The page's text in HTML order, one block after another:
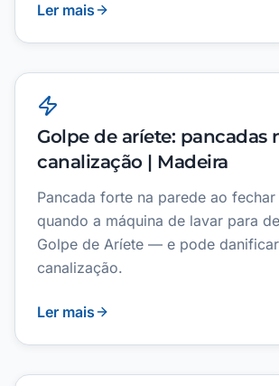
Ler mais
Golpe de aríete: pancadas
canalização | Madeira
Pancada forte na parede ao
quando a máquina de lavar para
Golpe de Aríete — e pode
canalização.
Ler mais